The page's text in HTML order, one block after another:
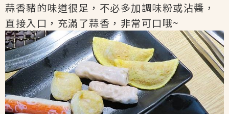
蒜香豬的味道很足，不必多加調味粉或沾醬，
直接入口，充滿了蒜香，非常可口哦~